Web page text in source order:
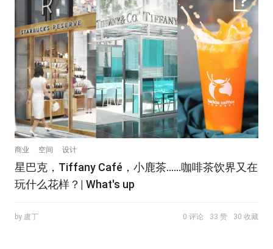
商业 空间 设计
星巴克，Tiffany Café，小鹿茶……咖啡茶饮界又在
玩什么花样？| What's up
by 盧丁 0 评论 33 赞 30 收藏